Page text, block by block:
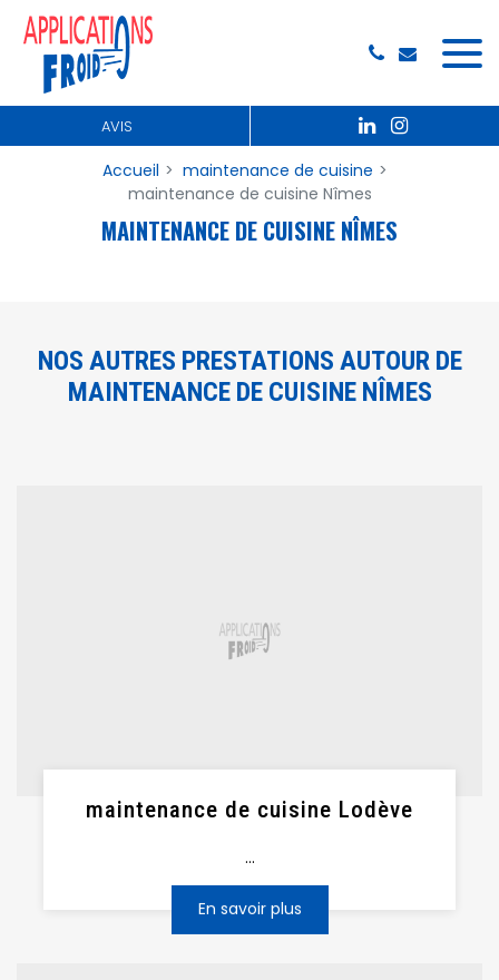
AVIS
Accueil
maintenance de cuisine
maintenance de cuisine Nîmes
MAINTENANCE DE CUISINE NÎMES
NOS AUTRES PRESTATIONS AUTOUR DE
MAINTENANCE DE CUISINE NÎMES
maintenance de cuisine Lodève
...
En savoir plus
Panneau de gestion des cookies